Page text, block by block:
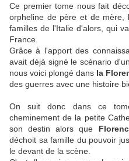
Ce premier tome nous fait
orpheline de père et de mère,
familles de l'Italie d'alors, qui
France.
Grâce à l'apport des
avait déjà signé le scénario
nous voici plongé dans la
des guerres avec une histoire
On suit donc dans ce
cheminement de la petite
son destin alors que
déchoit sa famille du pouvoir
le devant de la scène.